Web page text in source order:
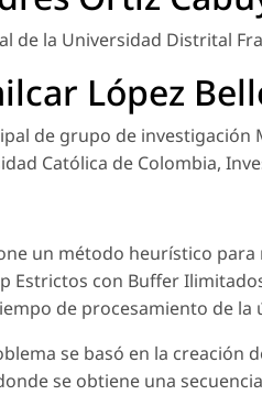
de la Universidad Distrital
López
de grupo de
Católica de Colombia,
un método heurístico
Estrictos con Buffer
de procesamiento de la
se basó en la
se obtiene una